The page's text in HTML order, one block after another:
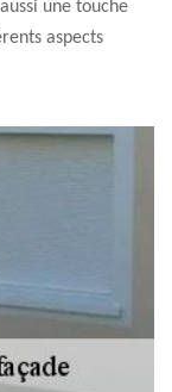
une touche
aspects